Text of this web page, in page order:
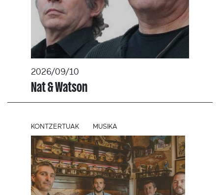
2026/09/10
Nat & Watson
KONTZERTUAK MUSIKA